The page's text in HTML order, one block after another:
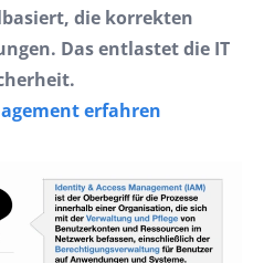
die korrekten
Das entlastet die IT
erfahren